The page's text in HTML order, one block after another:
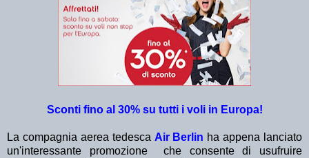
Sconti fino al 30% su tutti i voli in Europa!
La compagnia aerea tedesca Air Berlin ha appena lanciato
un'interessante promozione che consente di usufruire